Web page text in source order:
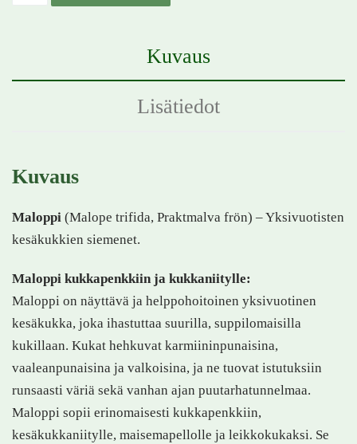
Kuvaus
Lisätiedot
Kuvaus
Maloppi (Malope trifida, Praktmalva frön) – Yksivuotisten
kesäkukkien siemenet.
Maloppi kukkapenkkiin ja kukkaniitylle:
Maloppi on näyttävä ja helppohoitoinen yksivuotinen
kesäkukka, joka ihastuttaa suurilla, suppilomaisilla
kukillaan. Kukat hehkuvat karmiininpunaisina,
vaaleanpunaisina ja valkoisina, ja ne tuovat istutuksiin
runsaasti väriä sekä vanhan ajan puutarhatunnelmaa.
Maloppi sopii erinomaisesti kukkapenkkiin,
kesäkukkaniitylle, maisemapellolle ja leikkokukaksi. Se